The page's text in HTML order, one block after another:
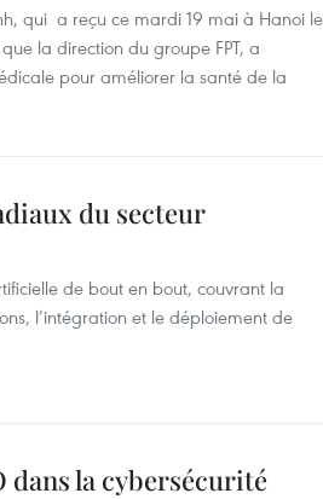
qui a reçu ce mardi 19 mai à Hanoi le
la direction du groupe FPT, a
pour améliorer la santé de la
du secteur
de bout en bout, couvrant la
l’intégration et le déploiement de
dans la cybersécurité